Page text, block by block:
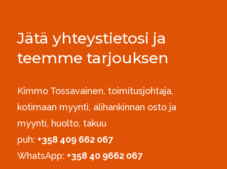
Jätä yhteystietosi ja
teemme tarjouksen
Kimmo Tossavainen, toimitusjohtaja,
kotimaan myynti, alihankinnan osto ja
myynti, huolto, takuu
puh: +358 409 662 067
WhatsApp: +358 40 9662 067